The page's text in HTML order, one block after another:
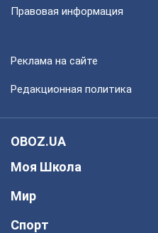
Правовая информация
Реклама на сайте
Редакционная политика
OBOZ.UA
Моя Школа
Мир
Спорт